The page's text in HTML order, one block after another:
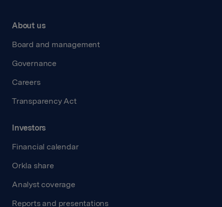
About us
Board and management
Governance
Careers
Transparency Act
Investors
Financial calendar
Orkla share
Analyst coverage
Reports and presentations